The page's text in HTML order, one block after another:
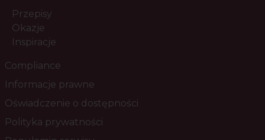
Przepisy
Okazje
Inspiracje
Compliance
Informacje prawne
Oświadczenie o dostępności
Polityka prywatności